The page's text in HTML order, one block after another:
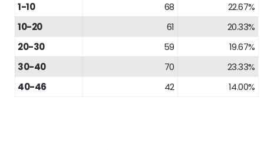
1-10 68
22.67%
10-20
61
20.33%
20-30
59
19.67%
30-40
70
23.33%
40-46
42 14.00%